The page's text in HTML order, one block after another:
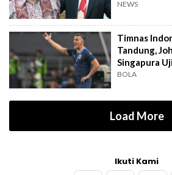
NEWS
Timnas
Tandung,
Singapura
AFF 2026
BOLA
Load More
Ikuti Kami